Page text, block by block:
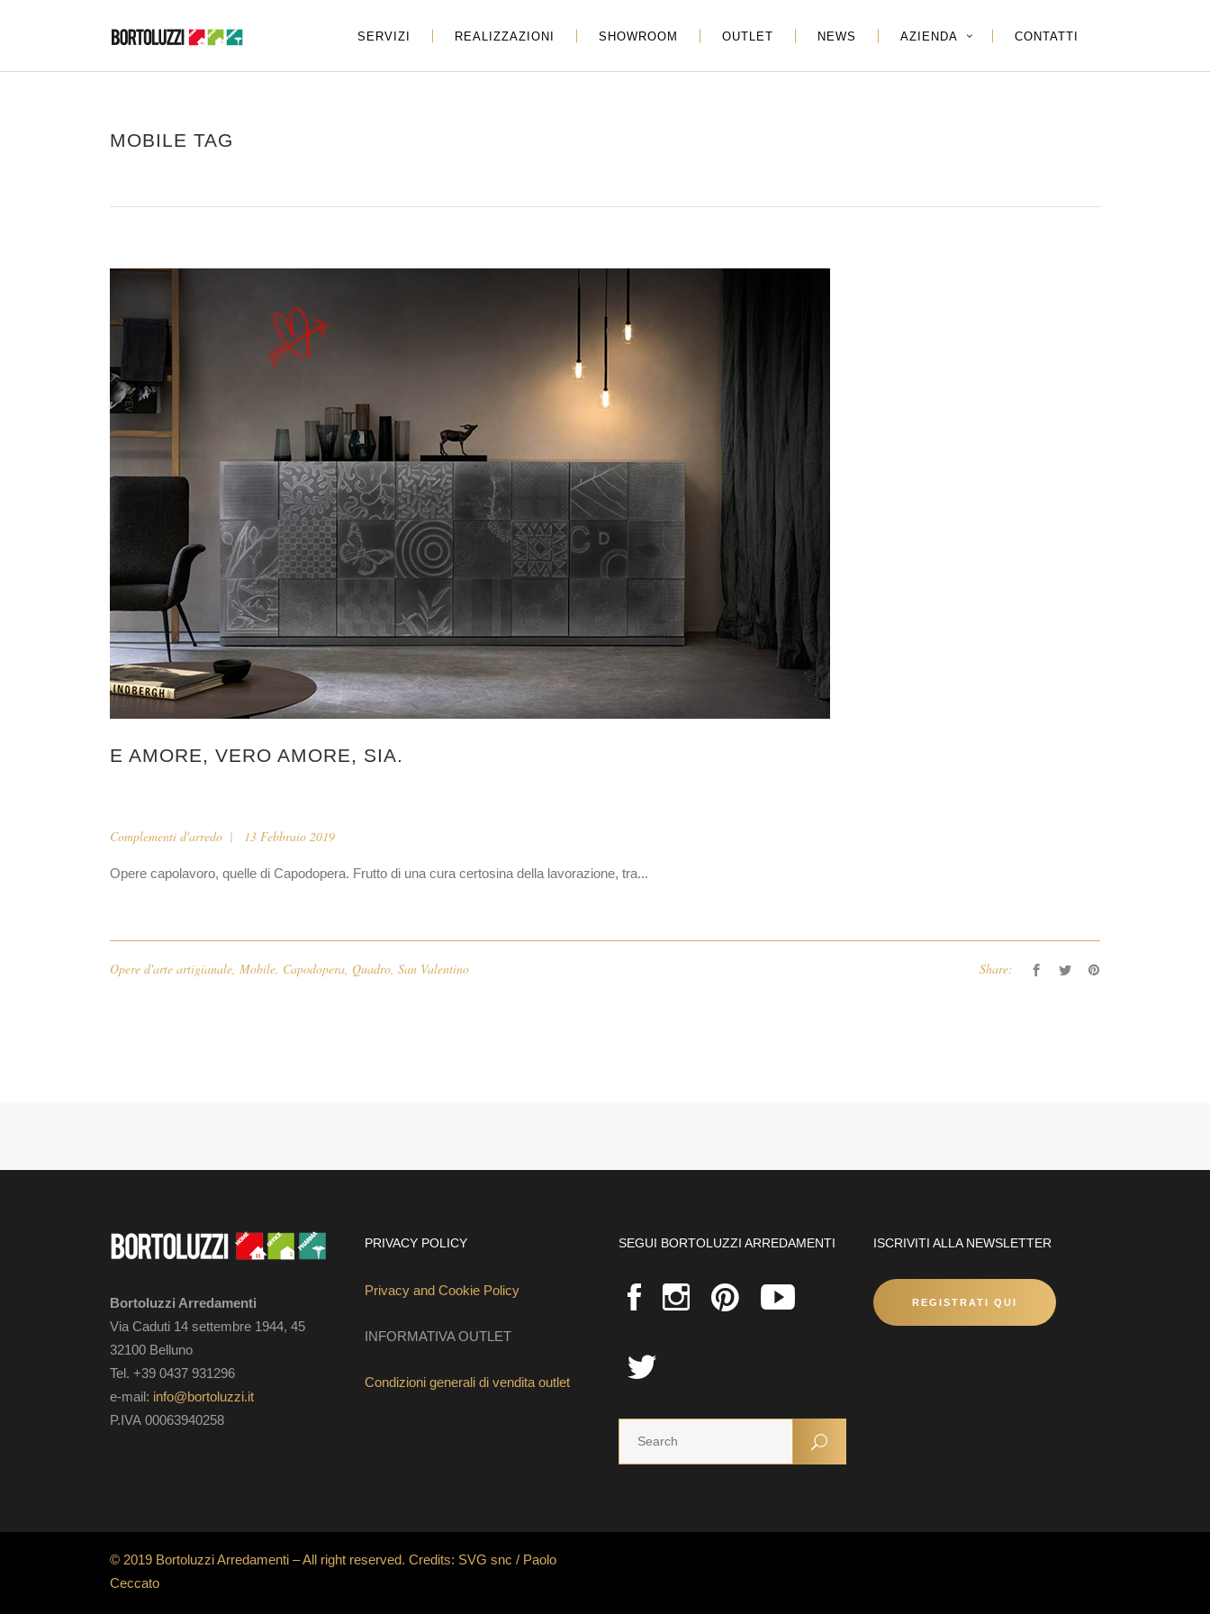
SERVIZI REALIZZAZIONI SHOWROOM OUTLET NEWS AZIENDA CONTATTI
MOBILE TAG
E AMORE, VERO AMORE, SIA.
Complementi d'arredo 13 Febbraio 2019
Opere capolavoro, quelle di Capodopera. Frutto di una cura certosina della lavorazione, tra...
Opere d'arte artigianale, Mobile, Capodopera, Quadro, San Valentino Share:
Bortoluzzi Arredamenti
Via Caduti 14 settembre 1944, 45
32100 Belluno
Tel. +39 0437 931296
e-mail: info@bortoluzzi.it
P.IVA 00063940258
PRIVACY POLICY
Privacy and Cookie Policy
INFORMATIVA OUTLET
Condizioni generali di vendita outlet
SEGUI BORTOLUZZI ARREDAMENTI ISCRIVITI ALLA NEWSLETTER
REGISTRATI QUI
© 2019 Bortoluzzi Arredamenti – All right reserved. Credits: SVG snc / Paolo
Ceccato